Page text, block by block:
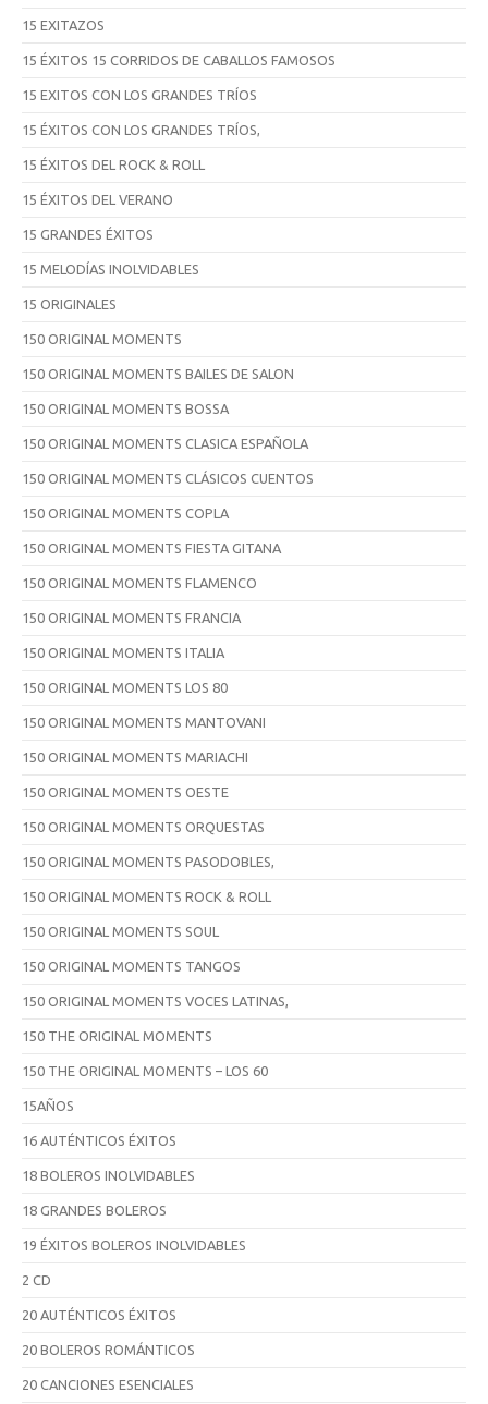
15 EXITAZOS
15 ÉXITOS 15 CORRIDOS DE CABALLOS FAMOSOS
15 EXITOS CON LOS GRANDES TRÍOS
15 ÉXITOS CON LOS GRANDES TRÍOS,
15 ÉXITOS DEL ROCK & ROLL
15 ÉXITOS DEL VERANO
15 GRANDES ÉXITOS
15 MELODÍAS INOLVIDABLES
15 ORIGINALES
150 ORIGINAL MOMENTS
150 ORIGINAL MOMENTS BAILES DE SALON
150 ORIGINAL MOMENTS BOSSA
150 ORIGINAL MOMENTS CLASICA ESPAÑOLA
150 ORIGINAL MOMENTS CLÁSICOS CUENTOS
150 ORIGINAL MOMENTS COPLA
150 ORIGINAL MOMENTS FIESTA GITANA
150 ORIGINAL MOMENTS FLAMENCO
150 ORIGINAL MOMENTS FRANCIA
150 ORIGINAL MOMENTS ITALIA
150 ORIGINAL MOMENTS LOS 80
150 ORIGINAL MOMENTS MANTOVANI
150 ORIGINAL MOMENTS MARIACHI
150 ORIGINAL MOMENTS OESTE
150 ORIGINAL MOMENTS ORQUESTAS
150 ORIGINAL MOMENTS PASODOBLES,
150 ORIGINAL MOMENTS ROCK & ROLL
150 ORIGINAL MOMENTS SOUL
150 ORIGINAL MOMENTS TANGOS
150 ORIGINAL MOMENTS VOCES LATINAS,
150 THE ORIGINAL MOMENTS
150 THE ORIGINAL MOMENTS – LOS 60
15AÑOS
16 AUTÉNTICOS ÉXITOS
18 BOLEROS INOLVIDABLES
18 GRANDES BOLEROS
19 ÉXITOS BOLEROS INOLVIDABLES
2 CD
20 AUTÉNTICOS ÉXITOS
20 BOLEROS ROMÁNTICOS
20 CANCIONES ESENCIALES